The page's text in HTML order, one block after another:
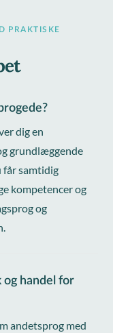
PRAKTISKE
dig en
grundlæggende
får samtidig
kompetencer og
og
og handel for
andetsprog med